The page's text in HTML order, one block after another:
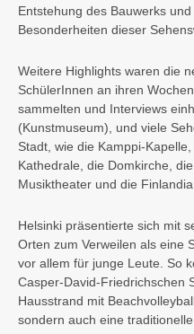
Entstehung des Bauwerks
Besonderheiten dieser
Weitere Highlights waren die
SchülerInnen an ihren
sammelten und Interviews
(Kunstmuseum), und viele
Stadt, wie die Kamppi-
Kathedrale, die Domkirche,
Musiktheater und die Finlandia
Helsinki präsentierte sich mit
Orten zum Verweilen als eine
vor allem für junge Leute. So
Casper-David-Friedrichschen
Hausstrand mit
sondern auch eine